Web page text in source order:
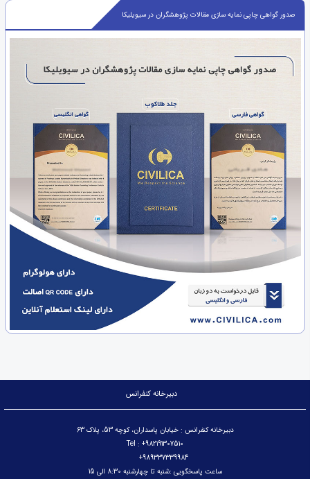
صدور گواهی چاپی نمایه سازی مقالات پژوهشگران در سیویلیکا
دبیرخانه کنفرانس
دبیرخانه کنفرانس : خیابان پاسداران، کوچه 53، پلاک 63
Tel : +982191307510
989337339984+
ساعت پاسخگویی :شنبه تا چهارشنبه 8:30 الی 15